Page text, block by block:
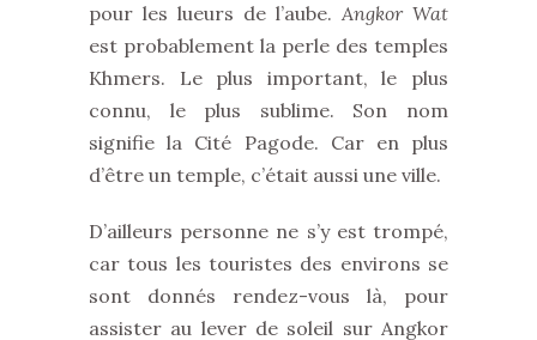
pour les lueurs de l’aube. Angkor Wat
est probablement la perle des temples
Khmers. Le plus important, le plus
connu, le plus sublime. Son nom
signifie la Cité Pagode. Car en plus
d’être un temple, c’était aussi une ville.
D’ailleurs personne ne s’y est trompé,
car tous les touristes des environs se
sont donnés rendez-vous là, pour
assister au lever de soleil sur Angkor